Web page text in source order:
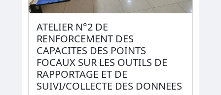
ATELIER N°2 DE
RENFORCEMENT DES
CAPACITES DES POINTS
FOCAUX SUR LES OUTILS DE
RAPPORTAGE ET DE
SUIVI/COLLECTE DES DONNEES